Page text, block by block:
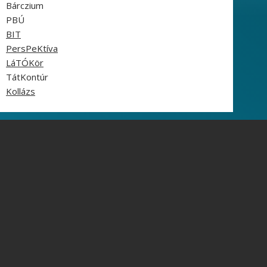
Bárczium
PBÚ
BIT
PersPeKtíva
LáTÓKör
TátKontúr
Kollázs